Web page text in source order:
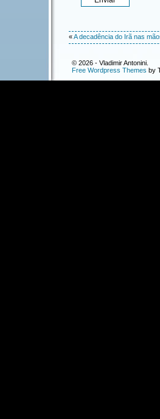
«A decadência do Irã nas
© 2026 - Vladimir Antonini.
Free Wordpress Themes by